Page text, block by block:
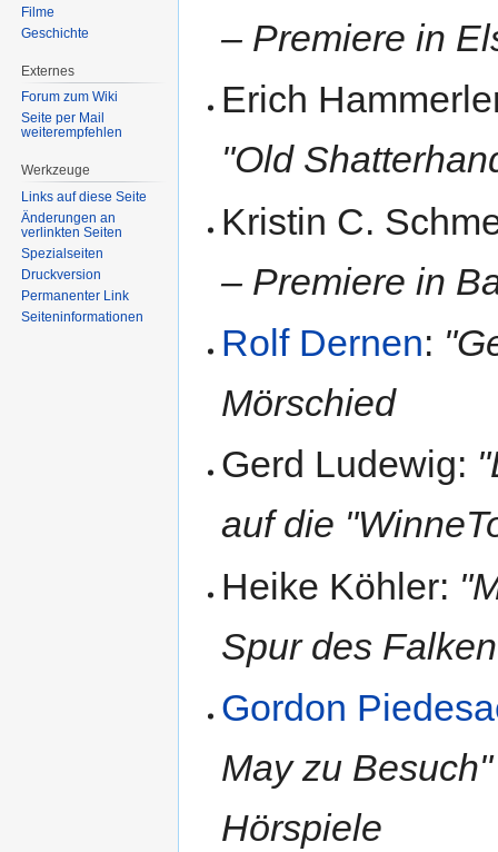
– Premiere in
Erich
"Old
Kristin C.
– Premiere in
Rolf Dernen:
Mörschied
Gerd Ludewig:
auf die
Heike Köhler:
Spur des
Gordon
May zu
Hörspiele
Filme
Geschichte
Externes
Forum zum Wiki
Seite per Mail
weiterempfehlen
Werkzeuge
Links auf diese Seite
Änderungen an
verlinkten Seiten
Spezialseiten
Druckversion
Permanenter Link
Seiten­informationen